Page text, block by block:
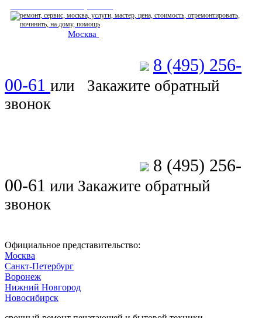
Москва
8 (495) 256-
00-61 или
Закажите обратный
звонок
8 (495) 256-
00-61 или Закажите обратный
звонок
Официальное представительство:
Москва
Санкт-Петербург
Воронеж
Нижний Новгород
Новосибирск